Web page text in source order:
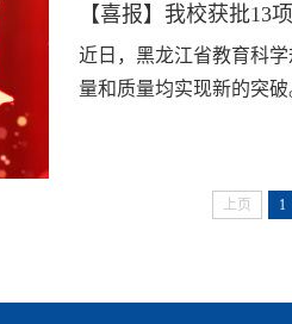
【喜报】我校获批13
近日，黑龙江省教育科
量和质量均实现新的突
上页 1